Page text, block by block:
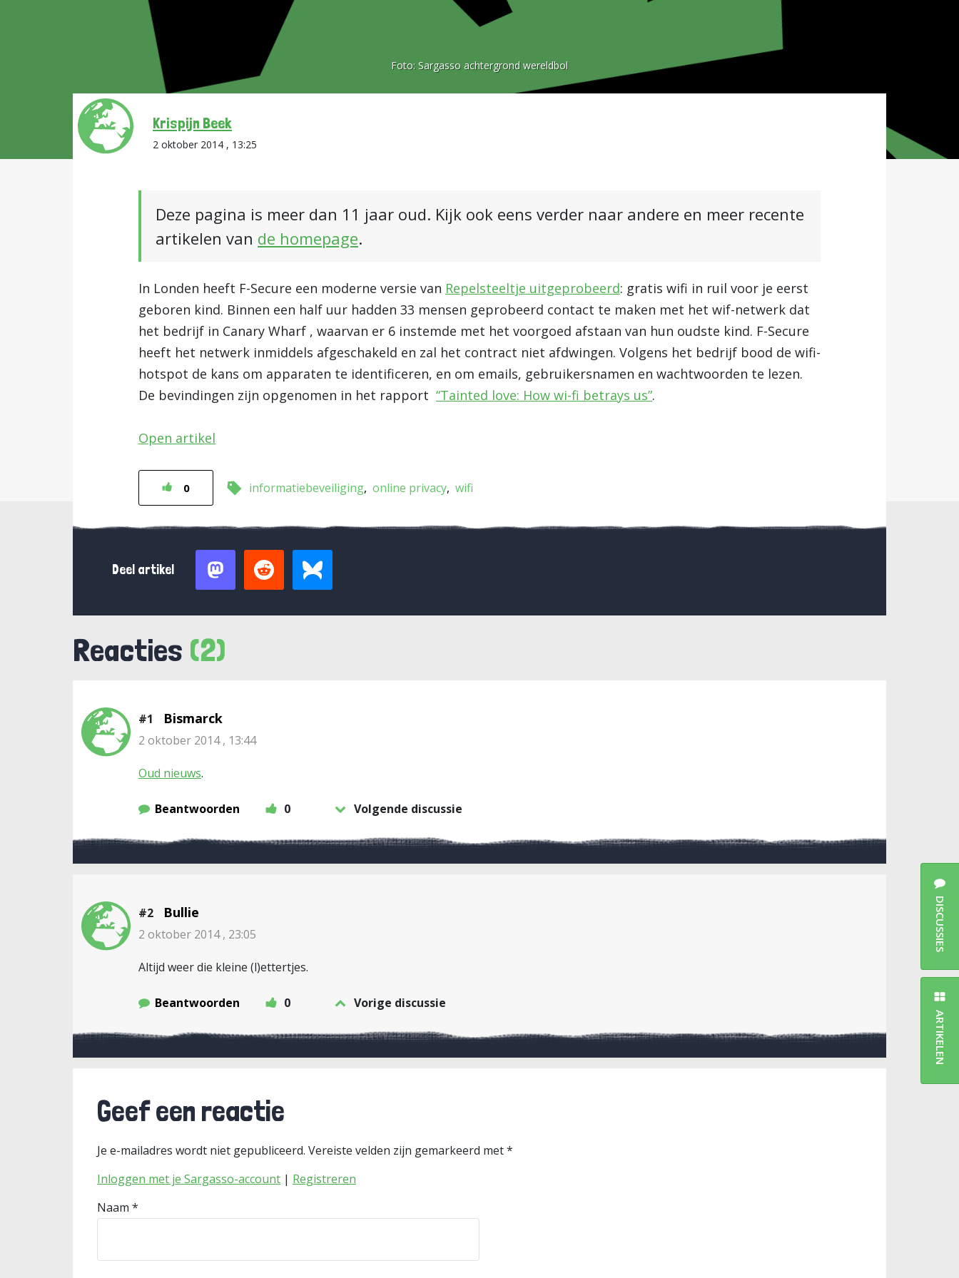
Foto: Sargasso achtergrond wereldbol
Krispijn Beek
2 oktober 2014 , 13:25
Deze pagina is meer dan 11 jaar oud. Kijk ook eens verder naar andere en meer recente
artikelen van de homepage.
In Londen heeft F-Secure een moderne versie van Repelsteeltje uitgeprobeerd: gratis wifi in ruil voor je eerst
geboren kind. Binnen een half uur hadden 33 mensen geprobeerd contact te maken met het wif-netwerk dat
het bedrijf in Canary Wharf , waarvan er 6 instemde met het voorgoed afstaan van hun oudste kind. F-Secure
heeft het netwerk inmiddels afgeschakeld en zal het contract niet afdwingen. Volgens het bedrijf bood de wifi-
hotspot de kans om apparaten te identificeren, en om emails, gebruikersnamen en wachtwoorden te lezen.
De bevindingen zijn opgenomen in het rapport “Tainted love: How wi-fi betrays us”.
Open artikel
0 informatiebeveiliging online privacy wifi
Deel artikel
Reacties (2)
#1 Bismarck
2 oktober 2014 , 13:44
Oud nieuws.
Beantwoorden 0 Volgende discussie
#2 Bullie
2 oktober 2014 , 23:05
Altijd weer die kleine (l)ettertjes.
Beantwoorden 0 Vorige discussie
Geef een reactie
Je e-mailadres wordt niet gepubliceerd. Vereiste velden zijn gemarkeerd met*
Inloggen met je Sargasso-account | Registreren
Naam *
DISCUSSIES
ARTIKELEN